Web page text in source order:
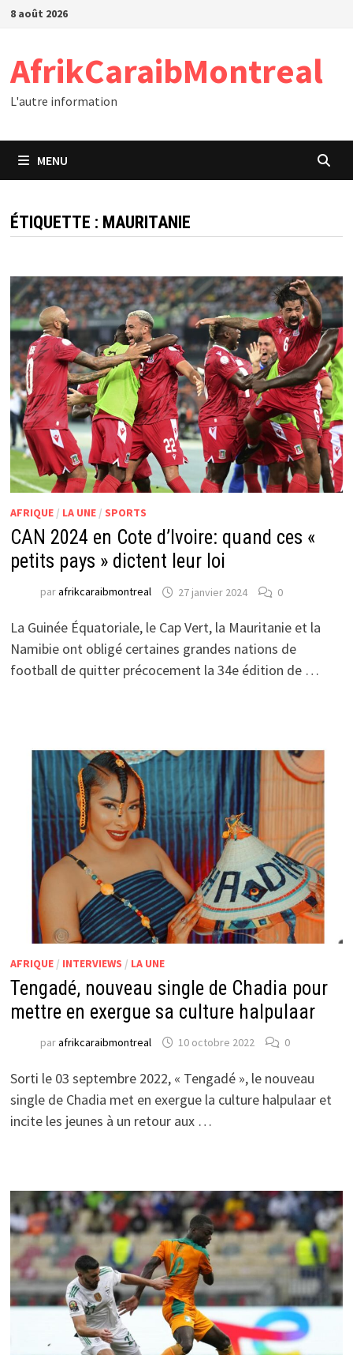
Passer
8 août 2026
AfrikCaraibMontreal
L'autre information
MENU
ÉTIQUETTE : MAURITANIE
AFRIQUE/ LA UNE/ SPORTS
CAN 2024 en Cote d’Ivoire: quand ces «
petits pays » dictent leur loi
parafrikcaraibmontreal 27 janvier 2024 0
La Guinée Équatoriale, le Cap Vert, la Mauritanie et la
Namibie ont obligé certaines grandes nations de
football de quitter précocement la 34e édition de …
AFRIQUE/ INTERVIEWS / LA UNE
Tengadé, nouveau single de Chadia pour
mettre en exergue sa culture halpulaar
parafrikcaraibmontreal 10 octobre 2022 0
Sorti le 03 septembre 2022, « Tengadé », le nouveau
single de Chadia met en exergue la culture halpulaar et
incite les jeunes à un retour aux …